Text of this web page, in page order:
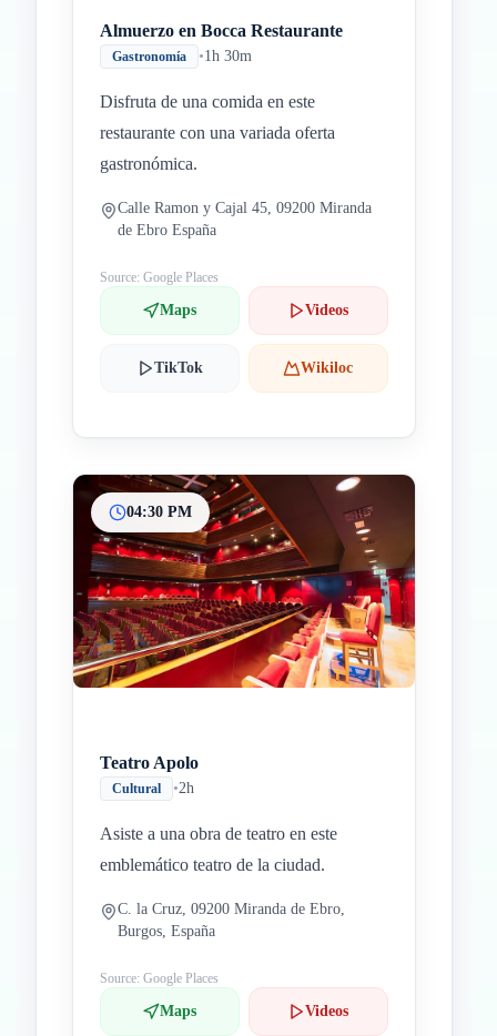
Almuerzo en Bocca Restaurante
Gastronomía •1h 30m
Disfruta de una comida en este
restaurante con una variada oferta
gastronómica.
Calle Ramon y Cajal 45, 09200 Miranda
de Ebro España
Source: Google Places
Maps Videos
TikTok Wikiloc
04:30 PM
Teatro Apolo
Cultural •2h
Asiste a una obra de teatro en este
emblemático teatro de la ciudad.
C. la Cruz, 09200 Miranda de Ebro,
Burgos, España
Source: Google Places
Maps Videos